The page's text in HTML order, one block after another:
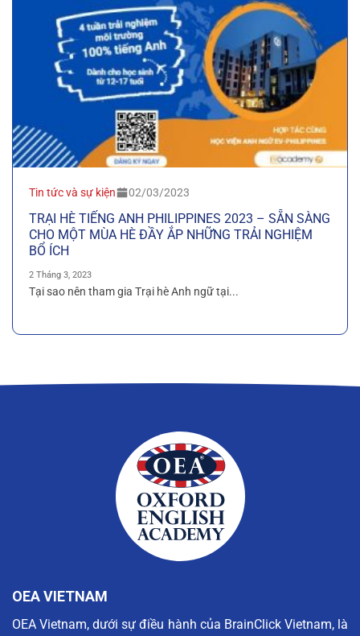
Tin tức và sự kiện 02/03/2023
TRẠI HÈ TIẾNG ANH PHILIPPINES 2023 – SẴN SÀNG
CHO MỘT MÙA HÈ ĐẦY ẮP NHỮNG TRẢI NGHIỆM
BỔ ÍCH
2 Tháng 3, 2023
Tại sao nên tham gia Trại hè Anh ngữ tại...
OEA VIETNAM
OEA Vietnam, dưới sự điều hành của BrainClick Vietnam, là